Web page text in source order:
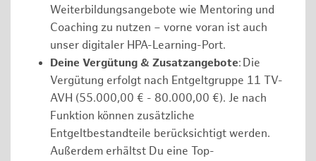
Weiterbildungsangebote wie Mentoring und
Coaching zu nutzen – vorne voran ist auch
unser digitaler HPA-Learning-Port.
Deine Vergütung & Zusatzangebote: Die
Vergütung erfolgt nach Entgeltgruppe 11 TV-
AVH (55.000,00 € - 80.000,00 €). Je nach
Funktion können zusätzliche
Entgeltbestandteile berücksichtigt werden.
Außerdem erhältst Du eine Top-